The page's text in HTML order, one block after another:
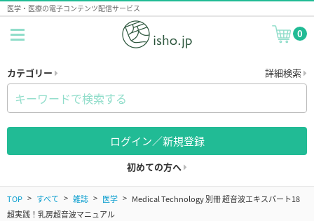
医学・医療の電子コンテンツ配信サービス
0
カテゴリー 詳細検索
ログイン／新規登録
初めての方へ
TOP すべて 雑誌 医学
Medical Technology 別冊 超音波エキスパート18
超実践！乳房超音波マニュアル